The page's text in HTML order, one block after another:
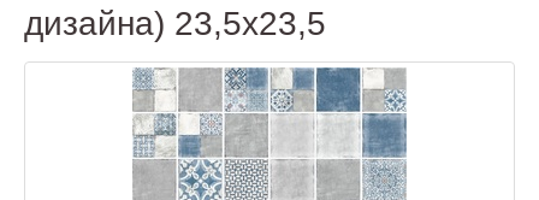
дизайна) 23,5х23,5